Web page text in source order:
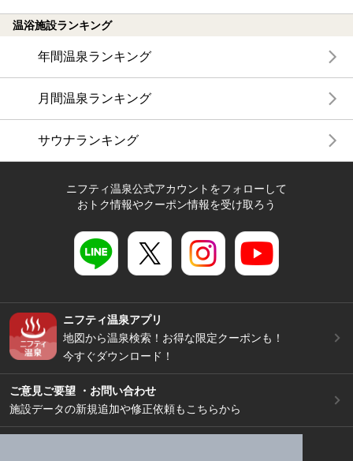
温浴施設ランキング
年間温泉ランキング
月間温泉ランキング
サウナランキング
ニフティ温泉公式アカウントをフォローして
おトク情報やクーポン情報を受け取ろう
ニフティ温泉アプリ
地図から温泉検索！お得な限定クーポンも！
今すぐダウンロード！
ご意見ご要望 ・お問い合わせ
施設データの新規追加や修正依頼もこちらから